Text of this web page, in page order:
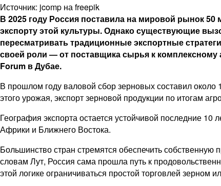
Источник: jcomp на freepik
В 2025 году Россия поставила на мировой рынок
экспорту этой культуры. Однако существующие
пересматривать традиционные экспортные
своей роли — от поставщика сырья к комплексному
Forum в Дубае.
В прошлом году валовой сбор зерновых составил
этого урожая, экспорт зерновой продукции по итогам
География экспорта остается устойчивой последние
Африки и Ближнего Востока.
Большинство стран стремятся обеспечить собственную
словам Лут, Россия сама прошла путь к
этой логике ограничиваться простой торговлей